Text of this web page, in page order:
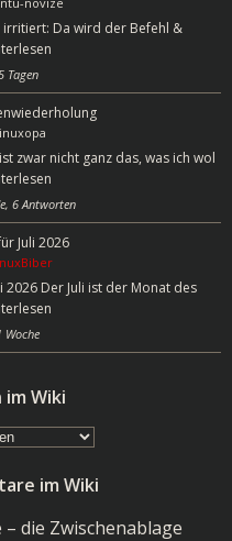
irritiert: Da wird der Befehl &
Tagen
zwar nicht ganz das, was ich wol
6 Antworten
Juli 2026
2026 Der Juli ist der Monat des
Woche
Wiki
im Wiki
– die Zwischenablage